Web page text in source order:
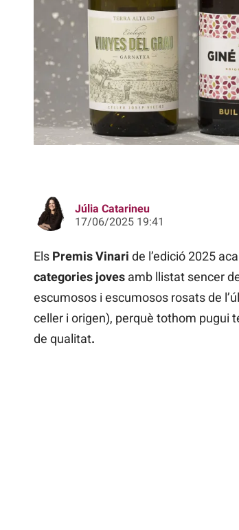
Els cinc vins guardonats als Premis
Júlia Catarineu
17/06/2025 19:41
Els Premis Vinari de l’edició 2025
categories jovesamb llistat sencer
escumosos i escumosos rosats de
celler i origen), perquè tothom pugui
de qualitat.